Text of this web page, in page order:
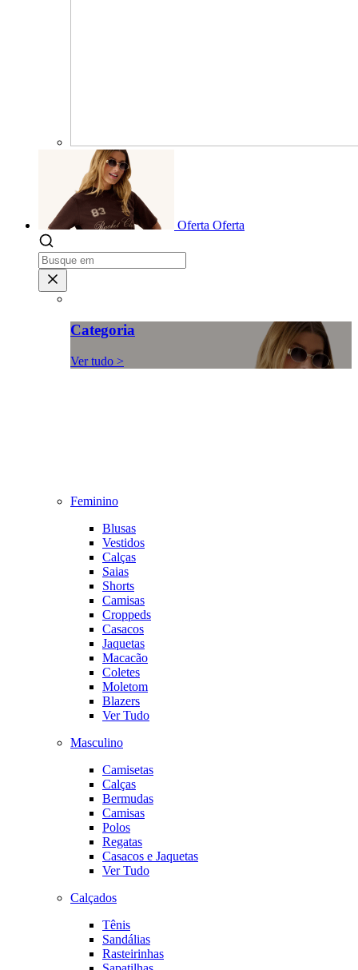
Oferta Oferta
Categoria
Ver tudo >
Feminino
Blusas
Vestidos
Calças
Saias
Shorts
Camisas
Croppeds
Casacos
Jaquetas
Macacão
Coletes
Moletom
Blazers
Ver Tudo
Masculino
Camisetas
Calças
Bermudas
Camisas
Polos
Regatas
Casacos e Jaquetas
Ver Tudo
Calçados
Tênis
Sandálias
Rasteirinhas